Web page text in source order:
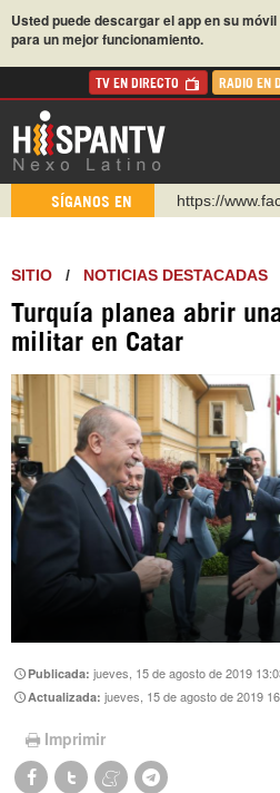
Usted puede descargar el app en su móvil
para un mejor funcionamiento.
TV EN DIRECTO RADIO EN
SÍGANOS EN
https://
https://
Instagram
SITIO / NOTICIAS DESTACADAS
Turquía planea abrir
militar en Catar
Publicada:jueves, 15 de agosto de 2019
Actualizada:jueves, 15 de agosto de 2019
Imprimir